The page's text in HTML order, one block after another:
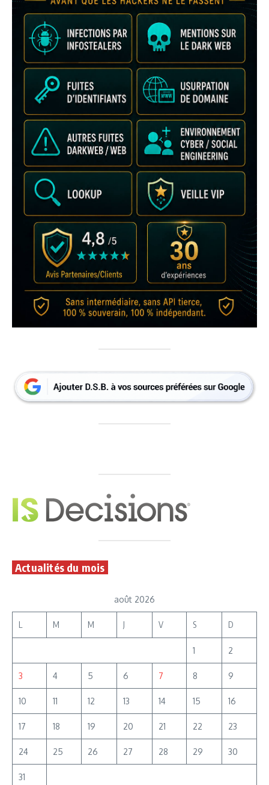
Actualités du mois
août 2026
L M M J V S D
1 2
3 4 5 6 7 8 9
10 11 12 13 14 15 16
17 18 19 20 21 22 23
24 25 26 27 28 29 30
31